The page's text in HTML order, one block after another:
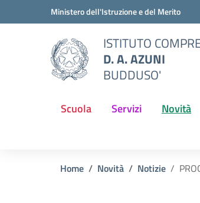
Vai ai contenuti
Vai al menu di navigazioneMinistero dell'Istruzione e del Merito
ISTITUTO
D. A. AZUNI
BUDDUSO'
Scuola Servizi Novità
Home Novità Notizie